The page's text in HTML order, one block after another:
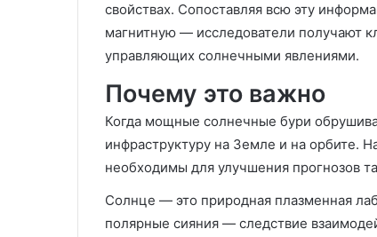
свойствах. Сопоставляя всю эту
магнитную — исследователи получают
управляющих солнечными явлениями.
Почему это важно
Когда мощные солнечные бури
инфраструктуру на Земле и на орбите.
необходимы для улучшения прогнозов
Солнце — это природная плазменная
полярные сияния — следствие